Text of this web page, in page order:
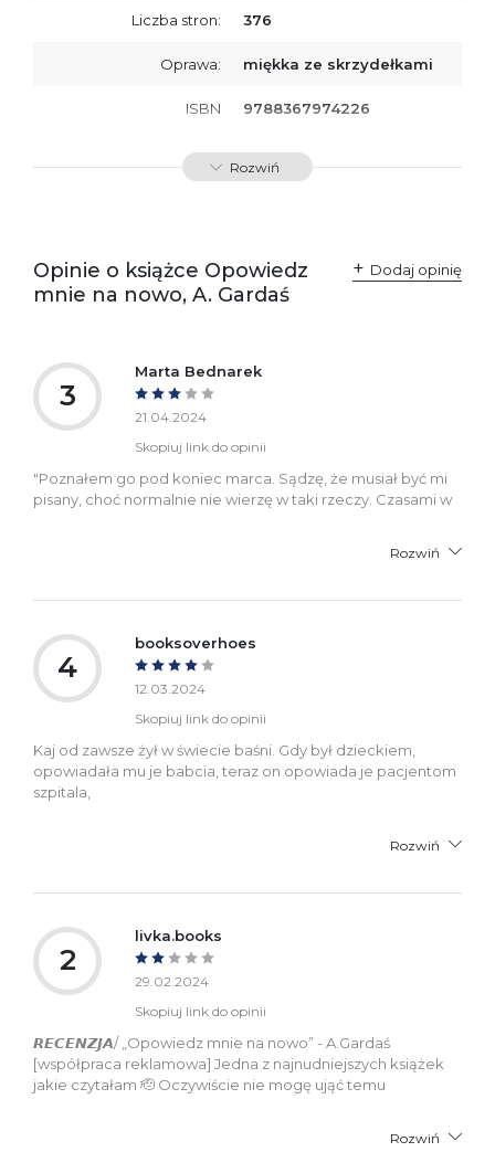
Liczba stron: 376
Oprawa: miękka ze skrzydełkami
ISBN 9788367974226
SKU: K800623
Polska
kontakt@wydajenamsie.pl
+48 61 623 38 38
informacje dotyczące
bezpieczeństwa:
Rozwiń
Opinie o książce Opowiedz
mnie na nowo, A. Gardaś
Dodaj opinię
3
Marta Bednarek
21.04.2024
Skopiuj link do opinii
"Poznałem go pod koniec marca. Sądzę, że musiał być mi
pisany, choć normalnie nie wierzę w taki rzeczy. Czasami w
Rozwiń
4
booksoverhoes
12.03.2024
Skopiuj link do opinii
Kaj od zawsze żył w świecie baśni. Gdy był dzieckiem,
opowiadała mu je babcia, teraz on opowiada je pacjentom
szpitala,
Rozwiń
2
livka.books
29.02.2024
Skopiuj link do opinii
𝙍𝙀𝘾𝙀𝙉𝙕𝙅𝘼/ „Opowiedz mnie na nowo” - A.Gardaś
[współpraca reklamowa] Jedna z najnudniejszych książek
jakie czytałam 🫡 Oczywiście nie mogę ująć temu
Rozwiń